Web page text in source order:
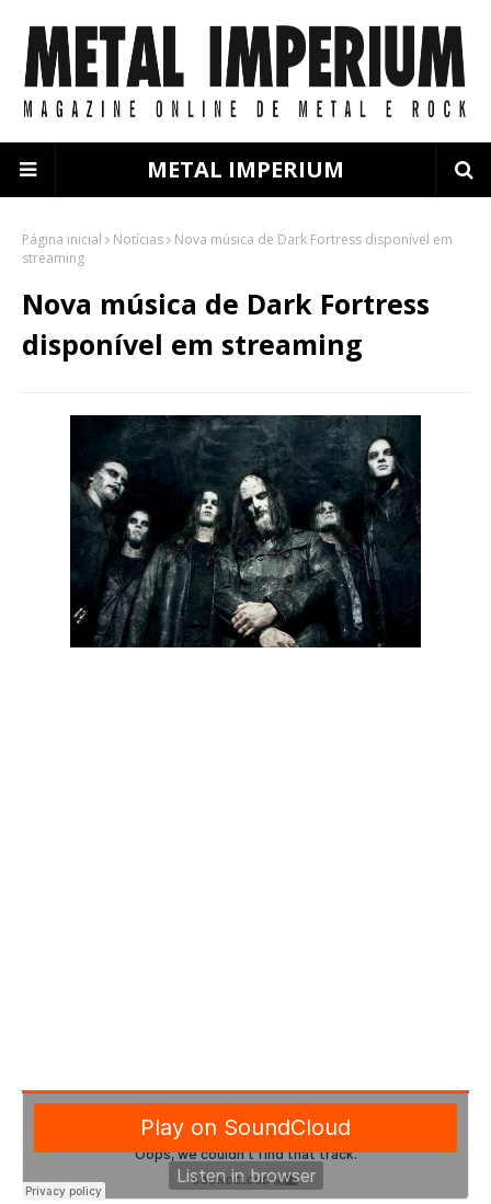
METAL IMPERIUM
Página inicial Notícias
Nova música de Dark Fortress disponível em
streaming
Nova música de Dark Fortress
disponível em streaming